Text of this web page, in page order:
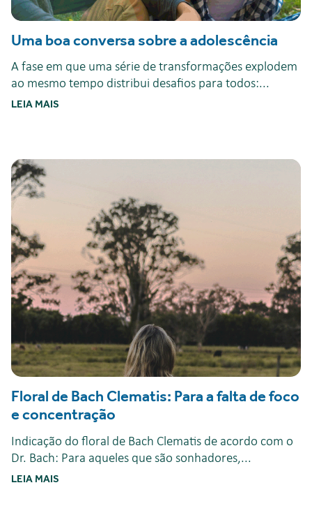
Uma boa conversa sobre a adolescência
A fase em que uma série de transformações explodem
ao mesmo tempo distribui desafios para todos:...
LEIA MAIS
Floral de Bach Clematis: Para a falta de foco
e concentração
Indicação do floral de Bach Clematis de acordo com o
Dr. Bach: Para aqueles que são sonhadores,...
LEIA MAIS